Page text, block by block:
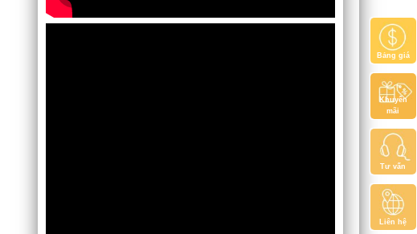
Bảng giá
Khuyến
mãi
Tư vấn
Liên hệ